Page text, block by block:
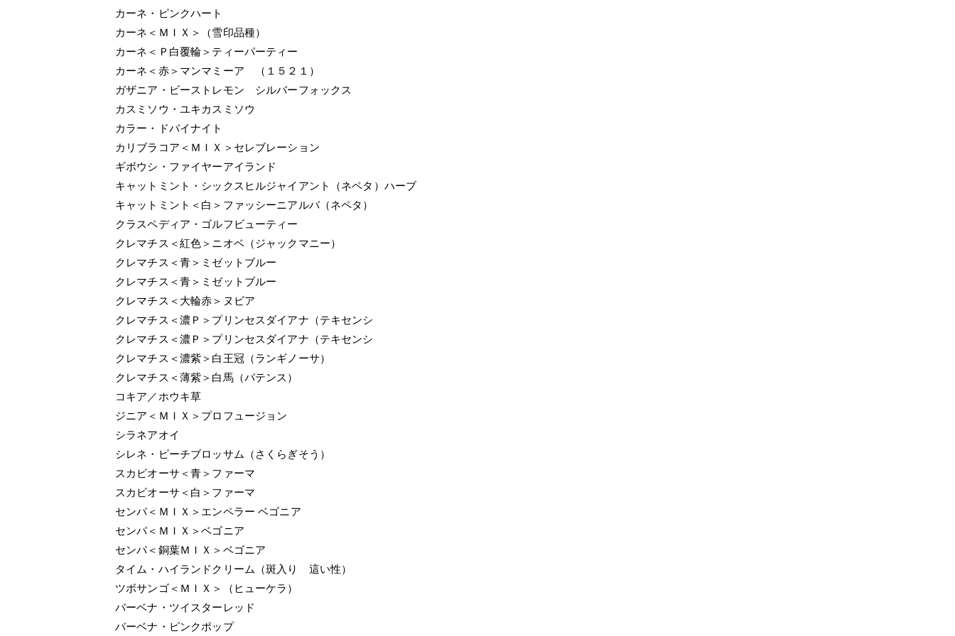
カーネ・ピンクハート
カーネ＜ＭＩＸ＞（雪印品種）
カーネ＜Ｐ白覆輪＞ティーパーティー
カーネ＜赤＞マンマミーア （１５２１）
ガザニア・ビーストレモン シルバーフォックス
カスミソウ・ユキカスミソウ
カラー・ドバイナイト
カリブラコア＜ＭＩＸ＞セレブレーション
ギボウシ・ファイヤーアイランド
キャットミント・シックスヒルジャイアント（ネペタ）ハーブ
キャットミント＜白＞ファッシーニアルバ（ネペタ）
クラスペディア・ゴルフビューティー
クレマチス＜紅色＞ニオベ（ジャックマニー）
クレマチス＜青＞ミゼットブルー
クレマチス＜青＞ミゼットブルー
クレマチス＜大輪赤＞ヌビア
クレマチス＜濃Ｐ＞プリンセスダイアナ（テキセンシ
クレマチス＜濃Ｐ＞プリンセスダイアナ（テキセンシ
クレマチス＜濃紫＞白王冠（ランギノーサ）
クレマチス＜薄紫＞白馬（パテンス）
コキア／ホウキ草
ジニア＜ＭＩＸ＞プロフュージョン
シラネアオイ
シレネ・ピーチブロッサム（さくらぎそう）
スカビオーサ＜青＞ファーマ
スカビオーサ＜白＞ファーマ
センパ＜ＭＩＸ＞エンペラー ベゴニア
センパ＜ＭＩＸ＞ベゴニア
センパ＜銅葉ＭＩＸ＞ベゴニア
タイム・ハイランドクリーム（斑入り 這い性）
ツボサンゴ＜ＭＩＸ＞（ヒューケラ）
バーベナ・ツイスターレッド
バーベナ・ピンクポップ